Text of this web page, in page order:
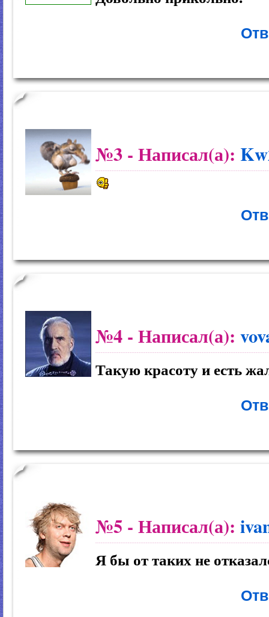
№3 - Написал(а):
№4 - Написал(а):
Такую красоту и есть
№5 - Написал(а):
Я бы от таких не